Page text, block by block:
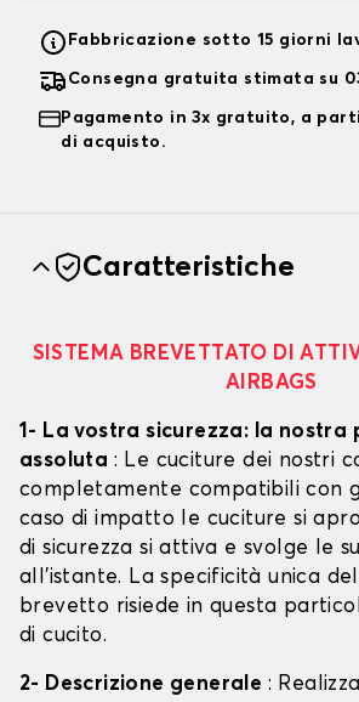
Fabbricazione sotto 15 giorni
Consegna gratuita stimata su
Pagamento in 3x gratuito, a
di acquisto.
Caratteristiche
SISTEMA BREVETTATO DI
AIRBAGS
1- La vostra sicurezza: la nostra
assoluta : Le cuciture dei nostri
completamente compatibili con
caso di impatto le cuciture si
di sicurezza si attiva e svolge le
all'istante. La specificità unica
brevetto risiede in questa
di cucito.
2- Descrizione generale :